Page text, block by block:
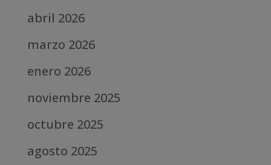
abril 2026
marzo 2026
enero 2026
noviembre 2025
octubre 2025
agosto 2025